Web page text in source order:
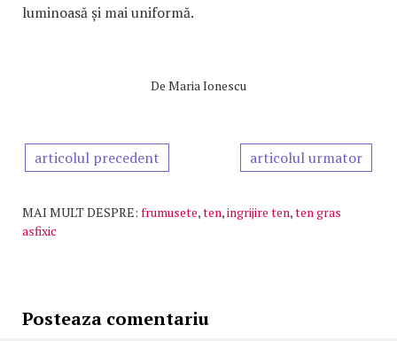
luminoasă și mai uniformă.
De Maria Ionescu
articolul precedent articolul urmator
MAI MULT DESPRE: frumusete,ten,ingrijire ten,ten gras
asfixic
Posteaza comentariu